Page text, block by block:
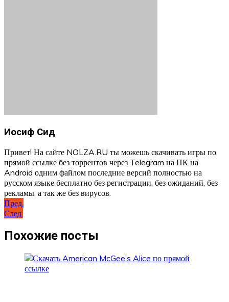
Иосиф Сид
Привет! На сайте NOLZA.RU ты можешь скачивать игры по
прямой ссылке без торрентов через Telegram на ПК на
Android одним файлом последние версий полностью на
русском языке бесплатно без регистрации, без ожиданий, без
рекламы, а так же без вирусов.
Навигация
по
записям
Пред.
След.
Похожие посты